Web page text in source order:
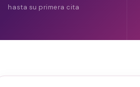
hasta su primera cita